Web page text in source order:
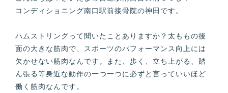
コンディショニング南口駅前接骨院の神田です。
ハムストリングって聞いたことありますか？太ももの後
面の大きな筋肉で、スポーツのパフォーマンス向上には
欠かせない筋肉なんです。また、歩く、立ち上がる、踏
ん張る等身近な動作の一つ一つに必ずと言っていいほど
働く筋肉なんです。